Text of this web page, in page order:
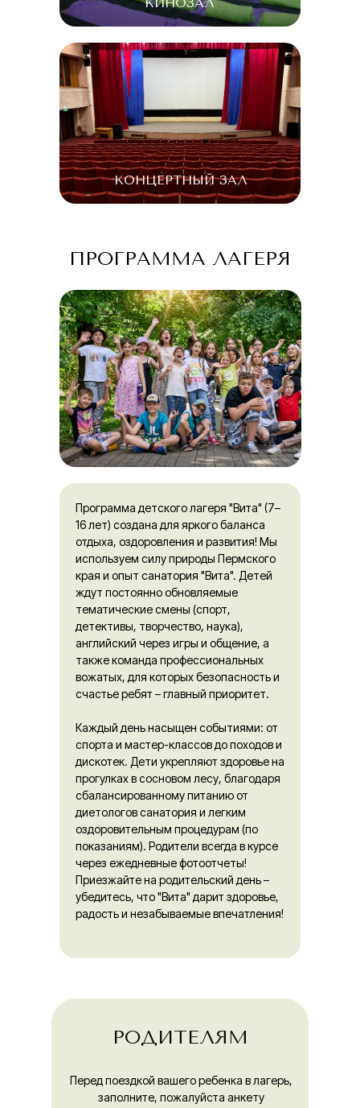
КОНЦЕРТНЫЙ ЗАЛ
Программа детского лагеря "Вита" (7–
16 лет) создана для яркого баланса
отдыха, оздоровления и развития! Мы
используем силу природы Пермского
края и опыт санатория "Вита". Детей
ждут постоянно обновляемые
тематические смены (спорт,
детективы, творчество, наука),
английский через игры и общение, а
также команда профессиональных
вожатых, для которых безопасность и
счастье ребят – главный приоритет.
Каждый день насыщен событиями: от
спорта и мастер-классов до походов и
дискотек. Дети укрепляют здоровье на
прогулках в сосновом лесу, благодаря
сбалансированному питанию от
диетологов санатория и легким
оздоровительным процедурам (по
показаниям). Родители всегда в курсе
через ежедневные фотоотчеты!
Приезжайте на родительский день –
убедитесь, что "Вита" дарит здоровье,
радость и незабываемые впечатления!
ПРОГРАММА ЛАГЕРЯ
РОДИТЕЛЯМ
Перед поездкой вашего ребенка в лагерь,
заполните, пожалуйста анкету